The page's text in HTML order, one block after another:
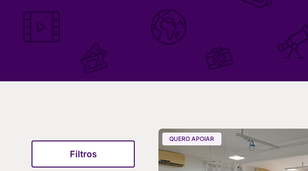
Filtros
QUERO APOIAR